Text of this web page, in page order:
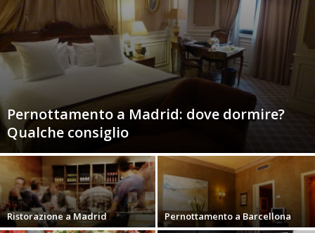
Pernottamento a Madrid: dove dormire?
Qualche consiglio
Ristorazione a Madrid Pernottamento a Barcellona